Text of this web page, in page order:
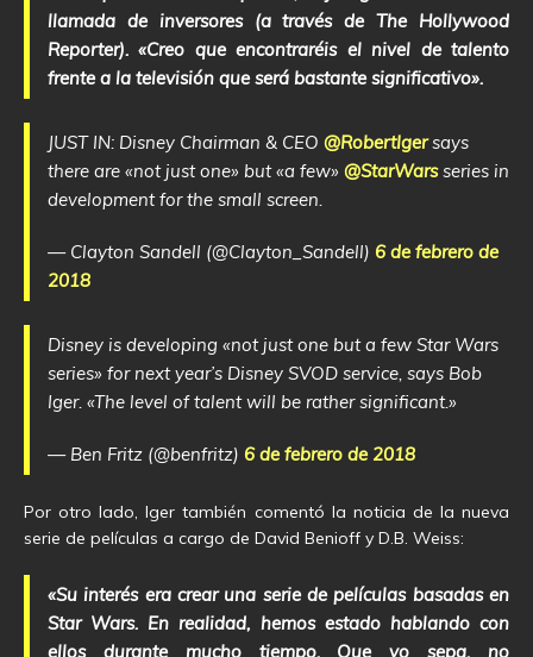
llamada de inversores (a través de The Hollywood
Reporter). «Creo que encontraréis el nivel de talento
frente a la televisión que será bastante significativo».
JUST IN: Disney Chairman & CEO @RobertIgersays
there are «not just one» but «a few» @StarWarsseries in
development for the small screen.
— Clayton Sandell (@Clayton_Sandell) 6 de febrero de
2018
Disney is developing «not just one but a few Star Wars
series» for next year’s Disney SVOD service, says Bob
Iger. «The level of talent will be rather significant.»
— Ben Fritz (@benfritz) 6 de febrero de 2018
Por otro lado, Iger también comentó la noticia de la nueva
serie de películas a cargo de David Benioff y D.B. Weiss:
«Su interés era crear una serie de películas basadas en
Star Wars. En realidad, hemos estado hablando con
ellos durante mucho tiempo. Que yo sepa, no